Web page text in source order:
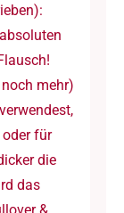
mehr)
für
die
das